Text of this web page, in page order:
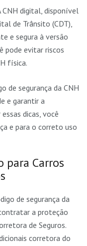
CNH digital, disponível
de Trânsito (CDT),
e segura à versão
pode evitar riscos
física.
de segurança da CNH
e garantir a
dicas, você
e para o correto uso
para Carros
de segurança da
a proteção
de Seguros.
corretora do